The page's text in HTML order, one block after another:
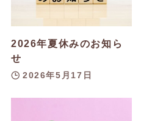
2026年夏休みのお知ら
せ
2026年5月17日